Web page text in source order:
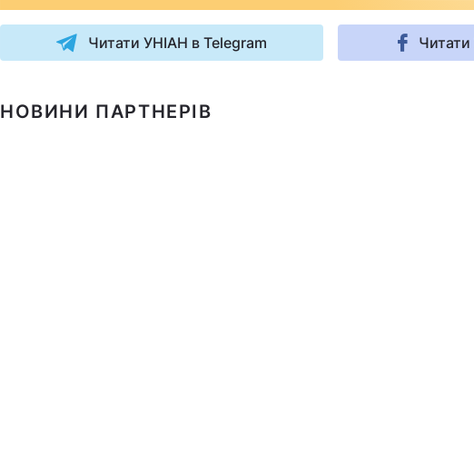
Читати УНІАН в Telegram
НОВИНИ ПАРТНЕРІВ